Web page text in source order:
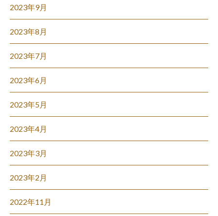
2023年9月
2023年8月
2023年7月
2023年6月
2023年5月
2023年4月
2023年3月
2023年2月
2022年11月